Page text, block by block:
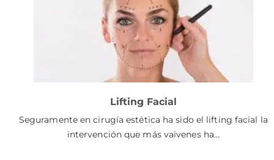
Lifting Facial
Seguramente en cirugía estética ha sido el lifting facial la
intervención que más vaivenes ha…